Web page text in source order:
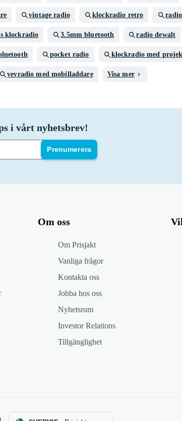
vintage radio klockradio retro
klockradio 3.5mm bluetooth radio dewalt
pocket radio klockradio med
vevradio med mobilladdare Visa mer
i vårt nyhetsbrev!
Prenumerera
Om oss
Om Prisjakt
Vanliga frågor
Kontakta oss
Jobba hos oss
Nyhetsrum
Investor Relations
Tillgänglighet